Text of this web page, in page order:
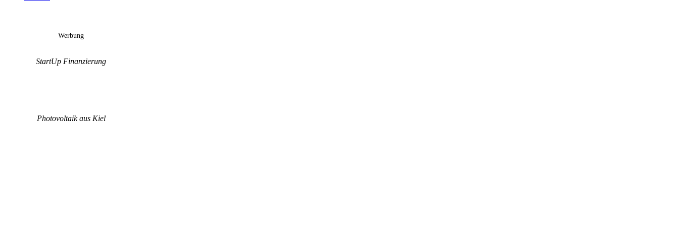
Werbung
StartUp Finanzierung
Photovoltaik aus Kiel